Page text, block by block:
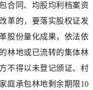
合同、均股均利档案资
革的，要落实股权证发
股份量化成果，依法依
林地或已流转的集体林
不得以未登记颁证、村
庭承包林地剩余期限10